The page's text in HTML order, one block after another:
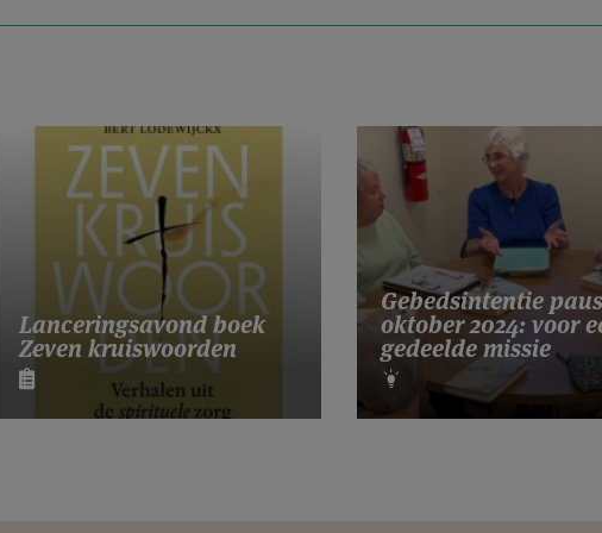
Lanceringsavond boek
Zeven kruiswoorden
Gebedsintentie paus
oktober 2024: voor
gedeelde missie